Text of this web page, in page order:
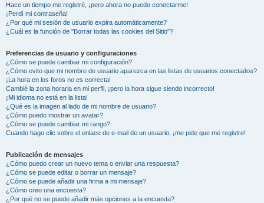
Hace un tiempo me registré, ¡pero ahora no puedo conectarme!
¡Perdí mi contraseña!
¿Por qué mi sesión de usuario expira automáticamente?
¿Cuál es la función de "Borrar todas las cookies del Sitio"?
Preferencias de usuario y configuraciones
¿Cómo se puede cambiar mi configuración?
¿Cómo evito que mi nombre de usuario aparezca en las listas de usuarios conectados?
¡La hora en los foros no es correcta!
Cambié la zona horaria en mi perfil, ¡pero la hora sigue siendo incorrecto!
¡Mi idioma no está en la lista!
¿Qué es la imagen al lado de mi nombre de usuario?
¿Cómo puedo mostrar un avatar?
¿Cómo se puede cambiar mi rango?
Cuando hago clic sobre el enlace de e-mail de un usuario, ¡me pide que me registre!
Publicación de mensajes
¿Cómo puedo crear un nuevo tema o enviar una respuesta?
¿Cómo se puede editar o borrar un mensaje?
¿Cómo se puede añadir una firma a mi mensaje?
¿Cómo creo una encuesta?
¿Por qué no se puede añadir más opciones a la encuesta?